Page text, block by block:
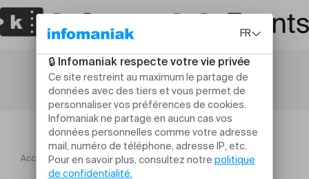
Accueil Silahkan Compagnie 7273